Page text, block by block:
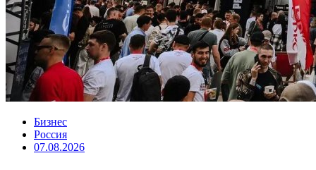
Бизнес
Россия
07.08.2026